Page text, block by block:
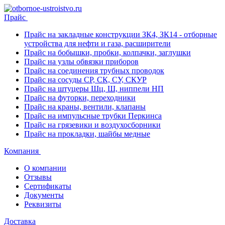
Прайс
Прайс на закладные конструкции ЗК4, ЗК14 - отборные
устройства для нефти и газа, расширители
Прайс на бобышки, пробки, колпачки, заглушки
Прайс на узлы обвязки приборов
Прайс на соединения трубных проводок
Прайс на сосуды СР, СК, СУ, СКУР
Прайс на штуцеры Шц, Ш, ниппели НП
Прайс на футорки, переходники
Прайс на краны, вентили, клапаны
Прайс на импульсные трубки Перкинса
Прайс на грязевики и воздухосборники
Прайс на прокладки, шайбы медные
Компания
О компании
Отзывы
Сертификаты
Документы
Реквизиты
Доставка